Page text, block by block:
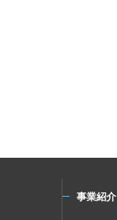
事業紹介